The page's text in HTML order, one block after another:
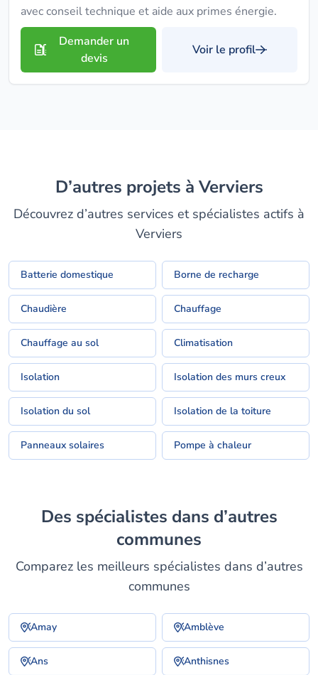
avec conseil technique et aide aux primes énergie.
Demander un
devis
Voir le profil
D’autres projets à Verviers
Découvrez d’autres services et spécialistes actifs à
Verviers
Batterie domestique Borne de recharge
Chaudière Chauffage
Chauffage au sol Climatisation
Isolation Isolation des murs creux
Isolation du sol Isolation de la toiture
Panneaux solaires Pompe à chaleur
Des spécialistes dans d’autres
communes
Comparez les meilleurs spécialistes dans d’autres
communes
Amay Amblève
Ans Anthisnes